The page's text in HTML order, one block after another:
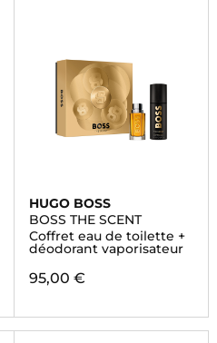
HUGO BOSS
BOSS THE SCENT
Coffret eau de toilette +
déodorant vaporisateur
95,00 €